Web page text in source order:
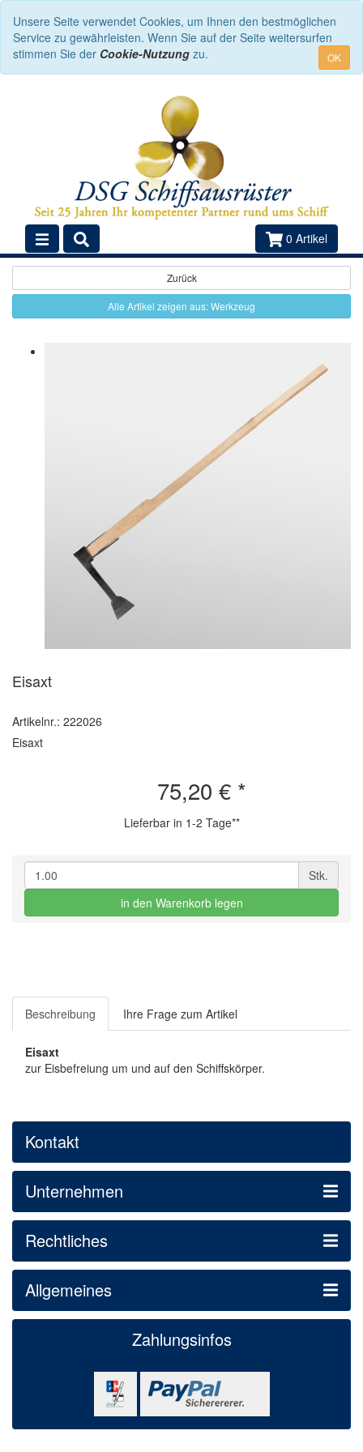
Unsere Seite verwendet Cookies, um Ihnen den bestmöglichen
Service zu gewährleisten. Wenn Sie auf der Seite weitersurfen
stimmen Sie der Cookie-Nutzung zu. OK
0 Artikel
Zurück
Alle Artikel zeigen aus: Werkzeug
Eisaxt
Artikelnr.: 222026
Eisaxt
75,20 € *
Lieferbar in 1-2 Tage**
Stk.
in den Warenkorb legen
Beschreibung Ihre Frage zum Artikel
Eisaxt
zur Eisbefreiung um und auf den Schiffskörper.
Kontakt
Unternehmen
Rechtliches
Allgemeines
Zahlungsinfos